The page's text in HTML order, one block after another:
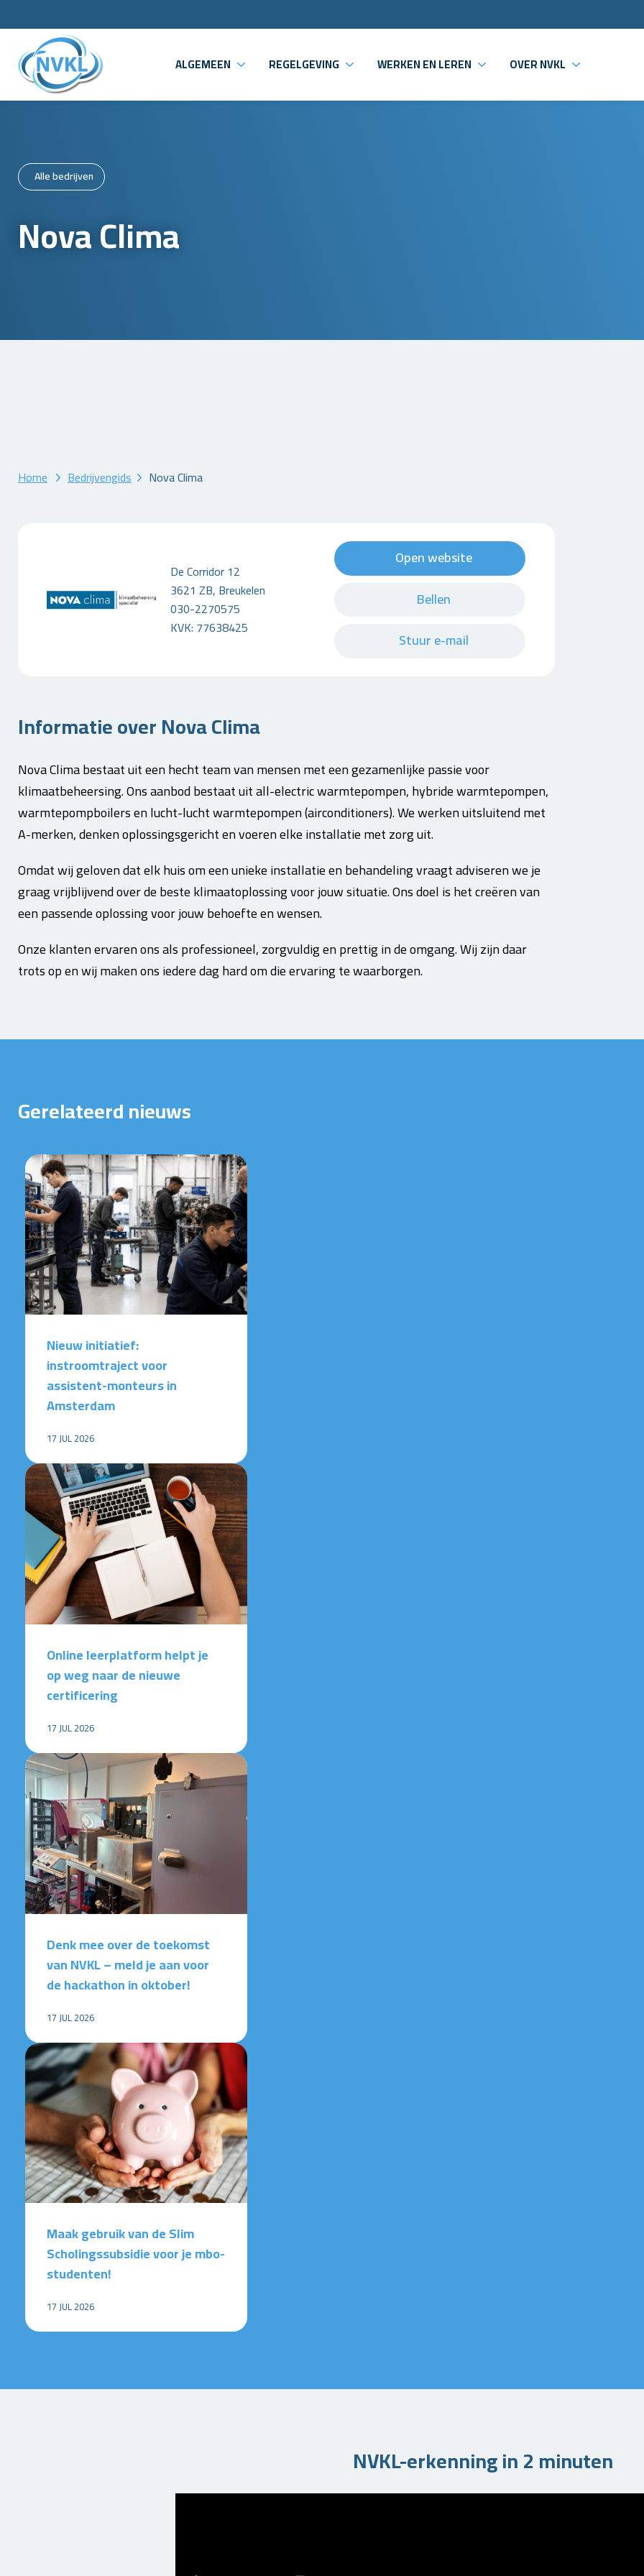
ALGEMEEN REGELGEVING WERKEN EN LEREN OVER NVKL
Alle bedrijven
Nova Clima
Home Bedrijvengids Nova Clima
De Corridor 12
3621 ZB, Breukelen
030-2270575
KVK: 77638425
Open website
Bellen
Stuur e-mail
Informatie over Nova Clima
Nova Clima bestaat uit een hecht team van mensen met een gezamenlijke passie voor
klimaatbeheersing. Ons aanbod bestaat uit all-electric warmtepompen, hybride warmtepompen,
warmtepompboilers en lucht-lucht warmtepompen (airconditioners). We werken uitsluitend met
A-merken, denken oplossingsgericht en voeren elke installatie met zorg uit.
Omdat wij geloven dat elk huis om een unieke installatie en behandeling vraagt adviseren we je
graag vrijblijvend over de beste klimaatoplossing voor jouw situatie. Ons doel is het creëren van
een passende oplossing voor jouw behoefte en wensen.
Onze klanten ervaren ons als professioneel, zorgvuldig en prettig in de omgang. Wij zijn daar
trots op en wij maken ons iedere dag hard om die ervaring te waarborgen.
Gerelateerd nieuws
Nieuw initiatief:
instroomtraject voor
assistent-monteurs in
Amsterdam
17 JUL 2026
Online leerplatform helpt je
op weg naar de nieuwe
certificering
17 JUL 2026
Denk mee over de toekomst
van NVKL – meld je aan voor
de hackathon in oktober!
17 JUL 2026
Maak gebruik van de Slim
Scholingssubsidie voor je mbo-
studenten!
17 JUL 2026
NVKL-erkenning in 2 minuten